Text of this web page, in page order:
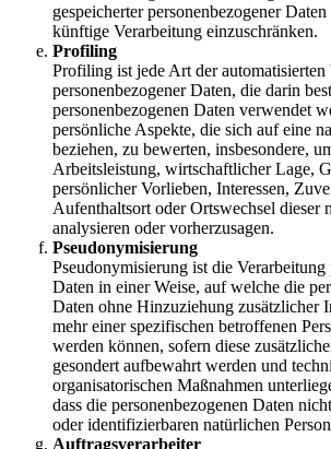
gespeicherter personenbezogener
künftige Verarbeitung einzuschränken.
Profiling
Profiling ist jede Art der automatisierten
personenbezogener Daten, die darin
personenbezogenen Daten verwendet
persönliche Aspekte, die sich auf eine
beziehen, zu bewerten, insbesondere,
Arbeitsleistung, wirtschaftlicher Lage,
persönlicher Vorlieben, Interessen,
Aufenthaltsort oder Ortswechsel dieser
analysieren oder vorherzusagen.
Pseudonymisierung
Pseudonymisierung ist die Verarbeitung
Daten in einer Weise, auf welche die
Daten ohne Hinzuziehung zusätzlicher
mehr einer spezifischen betroffenen
werden können, sofern diese
gesondert aufbewahrt werden und
organisatorischen Maßnahmen
dass die personenbezogenen Daten
oder identifizierbaren natürlichen
Auftragsverarbeiter